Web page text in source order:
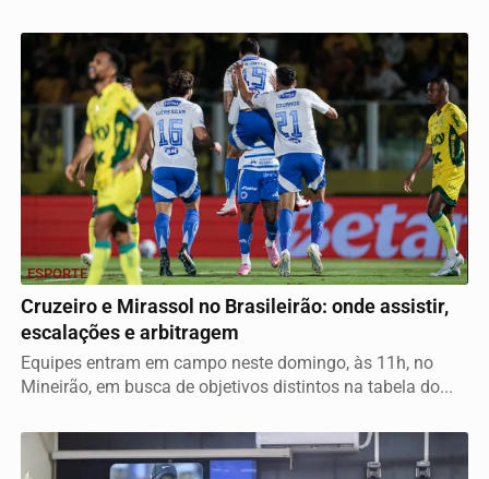
ESPORTE
Cruzeiro e Mirassol no Brasileirão: onde assistir,
escalações e arbitragem
Equipes entram em campo neste domingo, às 11h, no
Mineirão, em busca de objetivos distintos na tabela do...